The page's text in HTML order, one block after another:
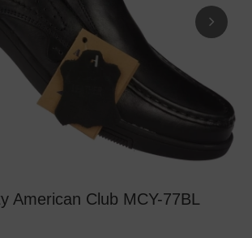
American Club MCY-77BL